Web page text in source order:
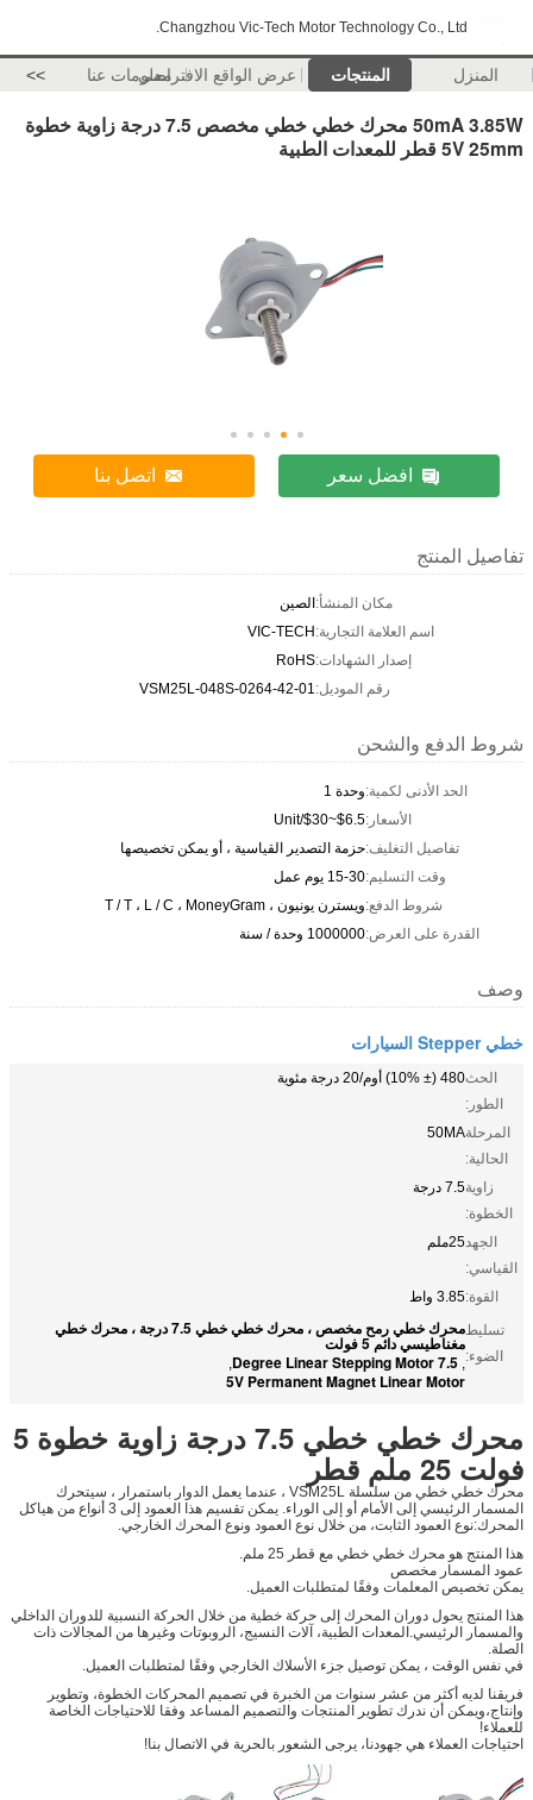
Changzhou Vic-Tech Motor Technology Co., Ltd.
المنزل المنتجات عرض الواقع الافتراضيمعلومات عنا >>
50mA 3.85W محرك خطي خطي مخصص 7.5 درجة زاوية خطوة
5V 25mm قطر للمعدات الطبية
افضل سعر اتصل بنا
تفاصيل المنتج
مكان المنشأ:الصين
اسم العلامة التجارية:VIC-TECH
إصدار الشهادات:RoHS
رقم الموديل:VSM25L-048S-0264-42-01
شروط الدفع والشحن
الحد الأدنى لكمية:وحدة 1
الأسعار:$6.5~$30/Unit
تفاصيل التغليف:حزمة التصدير القياسية ، أو يمكن تخصيصها
وقت التسليم:15-30 يوم عمل
شروط الدفع:ويسترن يونيون ، T / T ، L / C ، MoneyGram
القدرة على العرض:1000000 وحدة / سنة
وصف
خطي Stepper السيارات
الحث
الطور:
480 (± 10%) أوم/20 درجة مئوية
المرحلة
الحالية:
50MA
زاوية
الخطوة:
7.5 درجة
الجهد
القياسي:
25ملم
القوة:3.85 واط
تسليط
الضوء:
محرك خطي رمح مخصص ، محرك خطي خطي 7.5 درجة ، محرك خطي
مغناطيسي دائم 5 فولت
,
7.5 Degree Linear Stepping Motor
,
5V Permanent Magnet Linear Motor
محرك خطي خطي 7.5 درجة زاوية خطوة 5
فولت 25 ملم قطر
محرك خطي خطي من سلسلة VSM25L ، عندما يعمل الدوار باستمرار ، سيتحرك
المسمار الرئيسي إلى الأمام أو إلى الوراء. يمكن تقسيم هذا العمود إلى 3 أنواع من هياكل
المحرك:نوع العمود الثابت، من خلال نوع العمود ونوع المحرك الخارجي.
هذا المنتج هو محرك خطي خطي مع قطر 25 ملم.
عمود المسمار مخصص
يمكن تخصيص المعلمات وفقًا لمتطلبات العميل.
هذا المنتج يحول دوران المحرك إلى حركة خطية من خلال الحركة النسبية للدوران الداخلي
والمسمار الرئيسي.المعدات الطبية، آلات النسيج، الروبوتات وغيرها من المجالات ذات
الصلة.
في نفس الوقت ، يمكن توصيل جزء الأسلاك الخارجي وفقًا لمتطلبات العميل.
فريقنا لديه أكثر من عشر سنوات من الخبرة في تصميم المحركات الخطوة، وتطوير
وإنتاج،ويمكن أن ندرك تطوير المنتجات والتصميم المساعد وفقا للاحتياجات الخاصة
للعملاء!
احتياجات العملاء هي جهودنا، يرجى الشعور بالحرية في الاتصال بنا!